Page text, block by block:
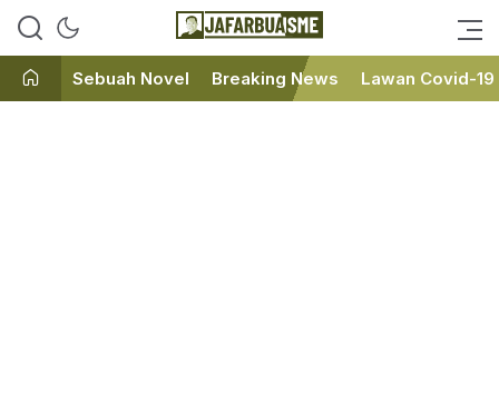
JafarBua
Ini bukan Media Online, Ini
Sebuah Novel Breaking News Lawan Covid-19